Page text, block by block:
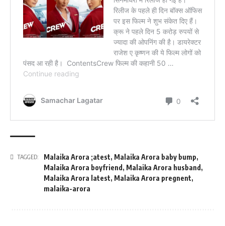
TAGGED: Malaika Arora ;atest, Malaika Arora baby bump,
Malaika Arora boyfriend , Malaika Arora husband ,
Malaika Arora latest, Malaika Arora pregnent,
malaika-arora